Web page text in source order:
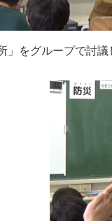
をグループで討